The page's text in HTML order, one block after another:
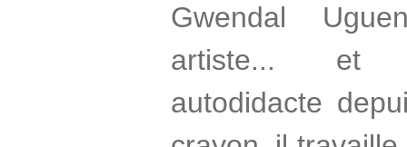
Gwendal
artiste... et
autodidacte